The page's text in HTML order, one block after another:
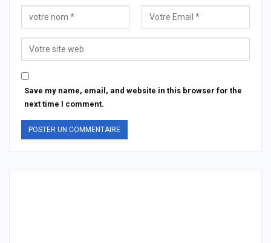
Save my name, email, and website in this browser for the
next time I comment.